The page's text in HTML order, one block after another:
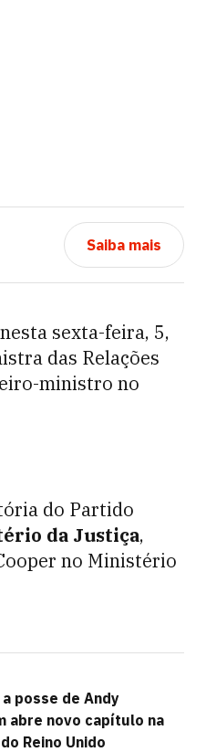
Saiba mais
sexta-feira, 5,
das Relações
ministro no
do Partido
da Justiça,
no Ministério
posse de Andy
abre novo capítulo na
Reino Unido